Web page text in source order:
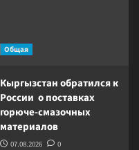
Общая
Кыргызстан обратился к
России о поставках
горюче-смазочных
материалов
07.08.2026 0